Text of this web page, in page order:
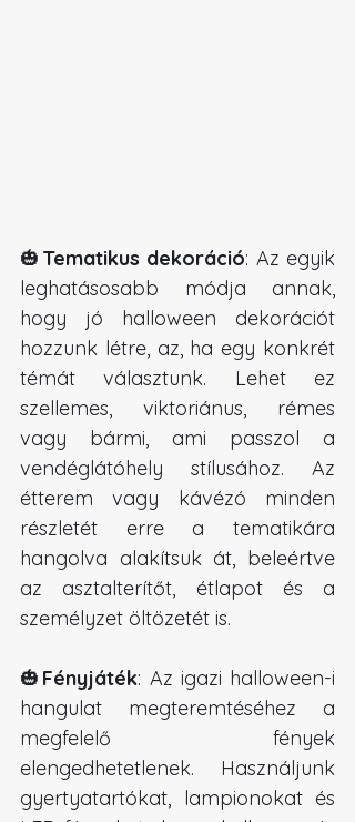
🎃 Tematikus dekoráció: Az egyik
leghatásosabb módja annak,
hogy jó halloween dekorációt
hozzunk létre, az, ha egy konkrét
témát választunk. Lehet ez
szellemes, viktoriánus, rémes
vagy bármi, ami passzol a
vendéglátóhely stílusához. Az
étterem vagy kávézó minden
részletét erre a tematikára
hangolva alakítsuk át, beleértve
az asztalterítőt, étlapot és a
személyzet öltözetét is.
🎃 Fényjáték: Az igazi halloween-i
hangulat megteremtéséhez a
megfelelő fények
elengedhetetlenek. Használjunk
gyertyatartókat, lampionokat és